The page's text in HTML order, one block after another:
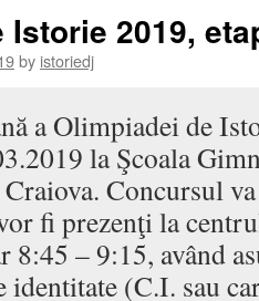
2019,
by istoriedj
a Olimpiadei de
la Şcoala
Concursul
fi prezenţi la
8:45 – 9:15, având
identitate (C.I. sau